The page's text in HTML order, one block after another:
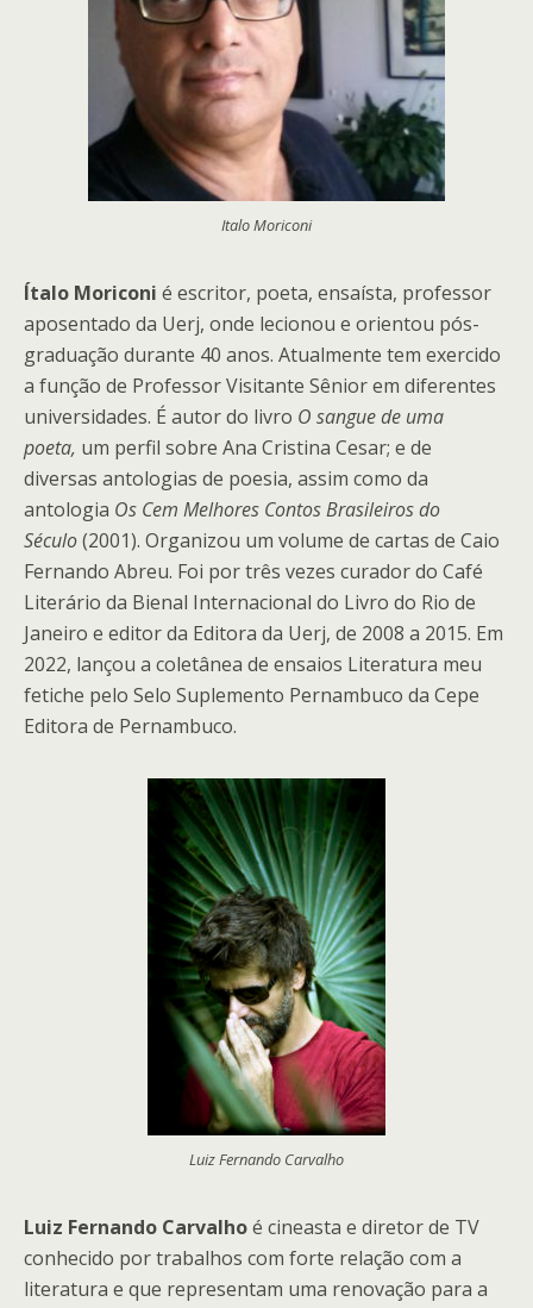
Italo Moriconi
Ítalo Moriconi é escritor, poeta, ensaísta, professor
aposentado da Uerj, onde lecionou e orientou pós-
graduação durante 40 anos. Atualmente tem exercido
a função de Professor Visitante Sênior em diferentes
universidades. É autor do livro O sangue de uma
poeta, um perfil sobre Ana Cristina Cesar; e de
diversas antologias de poesia, assim como da
antologia Os Cem Melhores Contos Brasileiros do
Século(2001). Organizou um volume de cartas de Caio
Fernando Abreu. Foi por três vezes curador do Café
Literário da Bienal Internacional do Livro do Rio de
Janeiro e editor da Editora da Uerj, de 2008 a 2015. Em
2022, lançou a coletânea de ensaios Literatura meu
fetiche pelo Selo Suplemento Pernambuco da Cepe
Editora de Pernambuco.
Luiz Fernando Carvalho
Luiz Fernando Carvalhoé cineasta e diretor de TV
conhecido por trabalhos com forte relação com a
literatura e que representam uma renovação para a